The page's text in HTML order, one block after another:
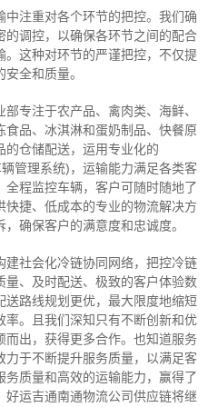
注重对各个环节的把控。我们确
调控，以确保各环节之间的配合
这种对环节的严谨把控，不仅提
全和质量。
专注于农产品、禽肉类、海鲜、
食品、冰淇淋和蛋奶制品、快餐原
的仓储配送，运用专业化的
管理系统)，运输能力满足各类客
程监控车辆，客户可随时随地了
捷、低成本的专业的物流解决方
确保客户的满意度和忠诚度。
建社会化冷链协同网络，把控冷链
量、及时配送、极致的客户体验数
路线规划更优，最大限度地缩短
率。且 我们深知 只有不断创新和优
而出，获得更多合作。也知道服务
力于不断提升服务质量，以满足客
务质量和高效的运输能力，赢得了
好运吉通南通物流公司供应链将继